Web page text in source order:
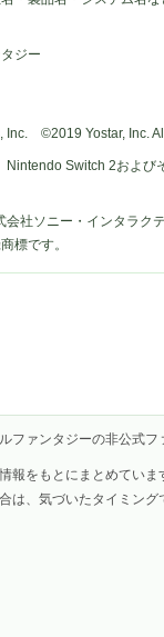
ジー
Inc. ©2019 Yostar, Inc.
Nintendo Switch 2および
会社ソニー・インタラク
標です。
ファンタジーの非公式フ
報をもとにまとめていま
は、気づいたタイミング